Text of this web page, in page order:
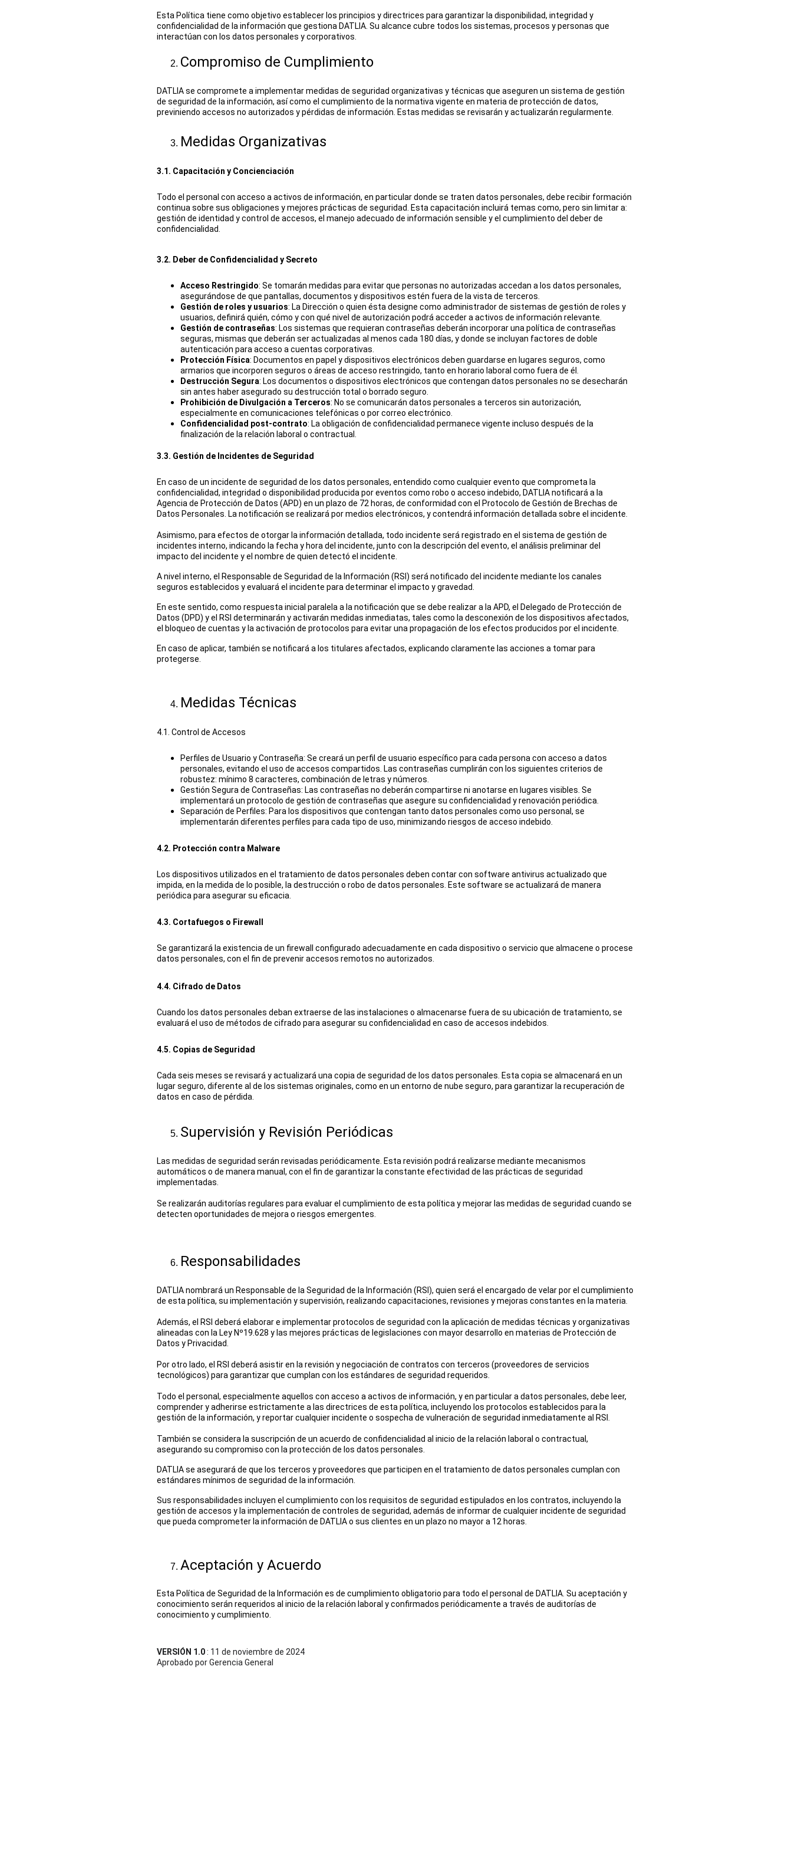
Esta Política tiene como objetivo establecer los principios y directrices para garantizar la disponibilidad, integridad y
confidencialidad de la información que gestiona DATLIA. Su alcance cubre todos los sistemas, procesos y personas que
interactúan con los datos personales y corporativos.
Compromiso de Cumplimiento
DATLIA se compromete a implementar medidas de seguridad organizativas y técnicas que aseguren un sistema de gestión
de seguridad de la información, así como el cumplimiento de la normativa vigente en materia de protección de datos,
previniendo accesos no autorizados y pérdidas de información. Estas medidas se revisarán y actualizarán regularmente.
Medidas Organizativas
3.1. Capacitación y Concienciación
Todo el personal con acceso a activos de información, en particular donde se traten datos personales, debe recibir formación
continua sobre sus obligaciones y mejores prácticas de seguridad. Esta capacitación incluirá temas como, pero sin limitar a:
gestión de identidad y control de accesos, el manejo adecuado de información sensible y el cumplimiento del deber de
confidencialidad.
3.2. Deber de Confidencialidad y Secreto
Acceso Restringido: Se tomarán medidas para evitar que personas no autorizadas accedan a los datos personales,
asegurándose de que pantallas, documentos y dispositivos estén fuera de la vista de terceros.
Gestión de roles y usuarios: La Dirección o quien ésta designe como administrador de sistemas de gestión de roles y
usuarios, definirá quién, cómo y con qué nivel de autorización podrá acceder a activos de información relevante.
Gestión de contraseñas: Los sistemas que requieran contraseñas deberán incorporar una política de contraseñas
seguras, mismas que deberán ser actualizadas al menos cada 180 días, y donde se incluyan factores de doble
autenticación para acceso a cuentas corporativas.
Protección Física: Documentos en papel y dispositivos electrónicos deben guardarse en lugares seguros, como
armarios que incorporen seguros o áreas de acceso restringido, tanto en horario laboral como fuera de él.
Destrucción Segura: Los documentos o dispositivos electrónicos que contengan datos personales no se desecharán
sin antes haber asegurado su destrucción total o borrado seguro.
Prohibición de Divulgación a Terceros: No se comunicarán datos personales a terceros sin autorización,
especialmente en comunicaciones telefónicas o por correo electrónico.
Confidencialidad post-contrato: La obligación de confidencialidad permanece vigente incluso después de la
finalización de la relación laboral o contractual.
3.3. Gestión de Incidentes de Seguridad
En caso de un incidente de seguridad de los datos personales, entendido como cualquier evento que comprometa la
confidencialidad, integridad o disponibilidad producida por eventos como robo o acceso indebido, DATLIA notificará a la
Agencia de Protección de Datos (APD) en un plazo de 72 horas, de conformidad con el Protocolo de Gestión de Brechas de
Datos Personales. La notificación se realizará por medios electrónicos, y contendrá información detallada sobre el incidente.
Asimismo, para efectos de otorgar la información detallada, todo incidente será registrado en el sistema de gestión de
incidentes interno, indicando la fecha y hora del incidente, junto con la descripción del evento, el análisis preliminar del
impacto del incidente y el nombre de quien detectó el incidente.
A nivel interno, el Responsable de Seguridad de la Información (RSI) será notificado del incidente mediante los canales
seguros establecidos y evaluará el incidente para determinar el impacto y gravedad.
En este sentido, como respuesta inicial paralela a la notificación que se debe realizar a la APD, el Delegado de Protección de
Datos (DPD) y el RSI determinarán y activarán medidas inmediatas, tales como la desconexión de los dispositivos afectados,
el bloqueo de cuentas y la activación de protocolos para evitar una propagación de los efectos producidos por el incidente.
En caso de aplicar, también se notificará a los titulares afectados, explicando claramente las acciones a tomar para
protegerse.
Medidas Técnicas
4.1. Control de Accesos
Perfiles de Usuario y Contraseña: Se creará un perfil de usuario específico para cada persona con acceso a datos
personales, evitando el uso de accesos compartidos. Las contraseñas cumplirán con los siguientes criterios de
robustez: mínimo 8 caracteres, combinación de letras y números.
Gestión Segura de Contraseñas: Las contraseñas no deberán compartirse ni anotarse en lugares visibles. Se
implementará un protocolo de gestión de contraseñas que asegure su confidencialidad y renovación periódica.
Separación de Perfiles: Para los dispositivos que contengan tanto datos personales como uso personal, se
implementarán diferentes perfiles para cada tipo de uso, minimizando riesgos de acceso indebido.
4.2. Protección contra Malware
Los dispositivos utilizados en el tratamiento de datos personales deben contar con software antivirus actualizado que
impida, en la medida de lo posible, la destrucción o robo de datos personales. Este software se actualizará de manera
periódica para asegurar su eficacia.
4.3. Cortafuegos o Firewall
Se garantizará la existencia de un firewall configurado adecuadamente en cada dispositivo o servicio que almacene o procese
datos personales, con el fin de prevenir accesos remotos no autorizados.
4.4. Cifrado de Datos
Cuando los datos personales deban extraerse de las instalaciones o almacenarse fuera de su ubicación de tratamiento, se
evaluará el uso de métodos de cifrado para asegurar su confidencialidad en caso de accesos indebidos.
4.5. Copias de Seguridad
Cada seis meses se revisará y actualizará una copia de seguridad de los datos personales. Esta copia se almacenará en un
lugar seguro, diferente al de los sistemas originales, como en un entorno de nube seguro, para garantizar la recuperación de
datos en caso de pérdida.
Supervisión y Revisión Periódicas
Las medidas de seguridad serán revisadas periódicamente. Esta revisión podrá realizarse mediante mecanismos
automáticos o de manera manual, con el fin de garantizar la constante efectividad de las prácticas de seguridad
implementadas.
Se realizarán auditorías regulares para evaluar el cumplimiento de esta política y mejorar las medidas de seguridad cuando se
detecten oportunidades de mejora o riesgos emergentes.
Responsabilidades
DATLIA nombrará un Responsable de la Seguridad de la Información (RSI), quien será el encargado de velar por el cumplimiento
de esta política, su implementación y supervisión, realizando capacitaciones, revisiones y mejoras constantes en la materia.
Además, el RSI deberá elaborar e implementar protocolos de seguridad con la aplicación de medidas técnicas y organizativas
alineadas con la Ley Nº19.628 y las mejores prácticas de legislaciones con mayor desarrollo en materias de Protección de
Datos y Privacidad.
Por otro lado, el RSI deberá asistir en la revisión y negociación de contratos con terceros (proveedores de servicios
tecnológicos) para garantizar que cumplan con los estándares de seguridad requeridos.
Todo el personal, especialmente aquellos con acceso a activos de información, y en particular a datos personales, debe leer,
comprender y adherirse estrictamente a las directrices de esta política, incluyendo los protocolos establecidos para la
gestión de la información, y reportar cualquier incidente o sospecha de vulneración de seguridad inmediatamente al RSI.
También se considera la suscripción de un acuerdo de confidencialidad al inicio de la relación laboral o contractual,
asegurando su compromiso con la protección de los datos personales.
DATLIA se asegurará de que los terceros y proveedores que participen en el tratamiento de datos personales cumplan con
estándares mínimos de seguridad de la información.
Sus responsabilidades incluyen el cumplimiento con los requisitos de seguridad estipulados en los contratos, incluyendo la
gestión de accesos y la implementación de controles de seguridad, además de informar de cualquier incidente de seguridad
que pueda comprometer la información de DATLIA o sus clientes en un plazo no mayor a 12 horas.
Aceptación y Acuerdo
Esta Política de Seguridad de la Información es de cumplimiento obligatorio para todo el personal de DATLIA. Su aceptación y
conocimiento serán requeridos al inicio de la relación laboral y confirmados periódicamente a través de auditorías de
conocimiento y cumplimiento.
VERSIÓN 1.0 : 11 de noviembre de 2024
Aprobado por Gerencia General